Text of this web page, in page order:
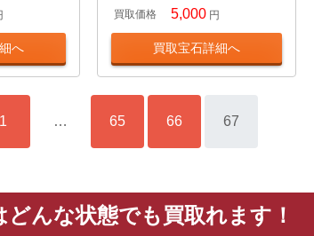
へ
買取価格 5,000 円
買取宝石詳細へ
1 … 65 66 67
んな状態でも買取れます！